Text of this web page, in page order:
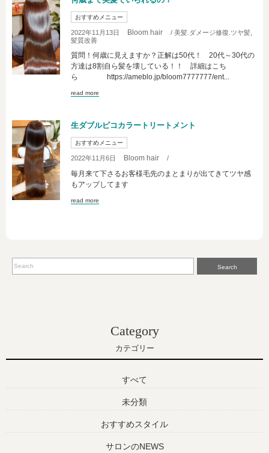
おすすめメニュー
2022年11月13日 Bloom hair
/ 美髪.ダメージ修復.ツヤ髪,
髪質改善
質問！何歳に見えますか？正解は50代！ 20代～30代の
方達は8割自ら髪を壊している！！ 詳細はこち
ら https://ameblo.jp/bloom7777777/ent...
read more
生ダブルピコカラートリートメント
おすすめメニュー
2022年11月6日 Bloom hair /
毎月来て下さるお客様毛先のまとまりが出てきてツヤ感
もアップしてます
read more
Search
Category
カテゴリー
すべて
未分類
おすすめスタイル
サロンのNEWS